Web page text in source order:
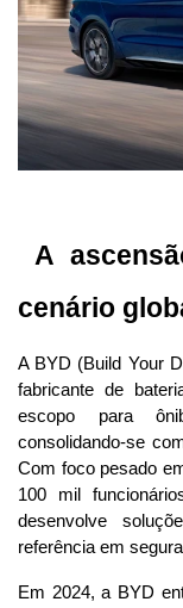
A
cenário
A BYD (Build Your
fabricante de
escopo para
consolidando-se
Com foco pesado
100 mil
desenvolve
referência em
Em 2024, a BYD